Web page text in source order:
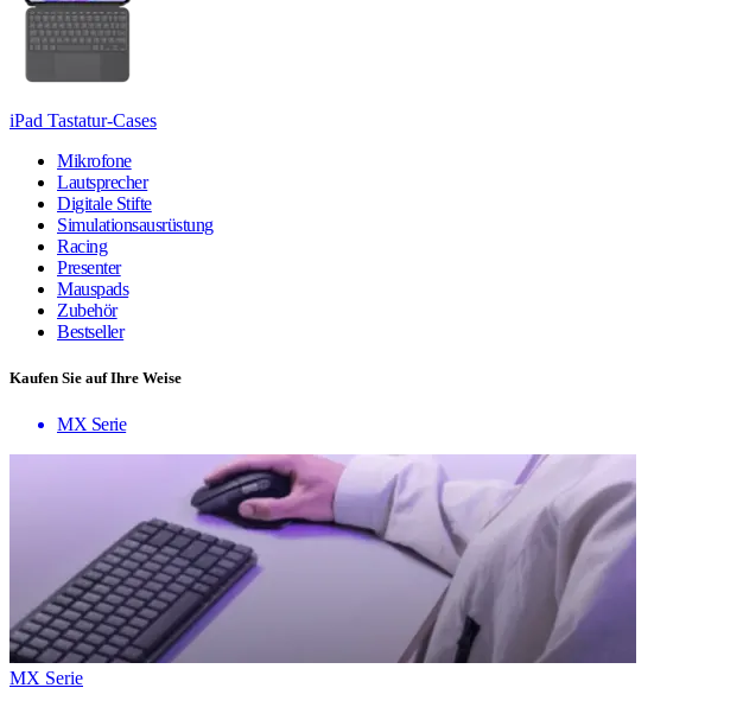
iPad Tastatur-Cases
Mikrofone
Lautsprecher
Digitale Stifte
Simulationsausrüstung
Racing
Presenter
Mauspads
Zubehör
Bestseller
Kaufen Sie auf Ihre Weise
MX Serie
MX Serie